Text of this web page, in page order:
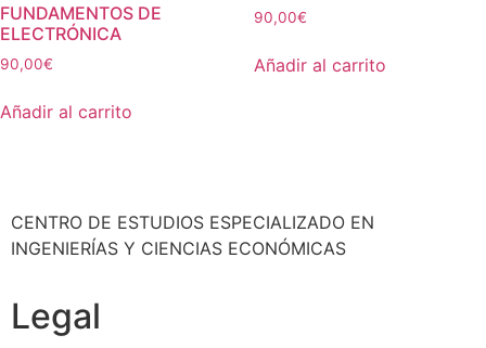
FUNDAMENTOS DE
ELECTRÓNICA
90,00€
Añadir al carrito
90,00€
Añadir al carrito
CENTRO DE ESTUDIOS ESPECIALIZADO EN
INGENIERÍAS Y CIENCIAS ECONÓMICAS
Legal